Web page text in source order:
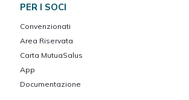
PER I SOCI
Convenzionati
Area Riservata
Carta MutuaSalus
App
Documentazione